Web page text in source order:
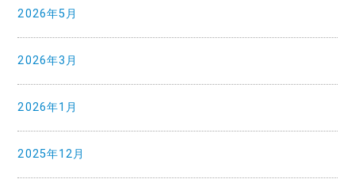
2026年5月
2026年3月
2026年1月
2025年12月